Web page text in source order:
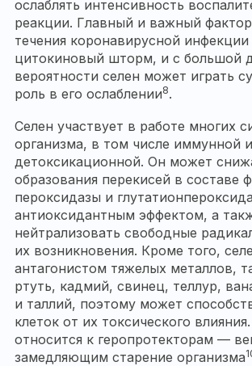
ослаблять интенсивность
реакции. Главный и важный
течения коронавирусной
цитокиновый шторм, и с большой
вероятности селен может играть
роль в его ослаблении8.
Селен участвует в работе многих
организма, в том числе иммунной и
детоксикационной. Он может
образования перекисей в составе
пероксидазы и
антиоксидантным эффектом, а
нейтрализовать свободные
их возникновения. Кроме того,
антагонистом тяжелых металлов,
ртуть, кадмий, свинец, теллур,
и таллий, поэтому может
клеток от их токсического
относится к геропротекторам —
замедляющим старение организма